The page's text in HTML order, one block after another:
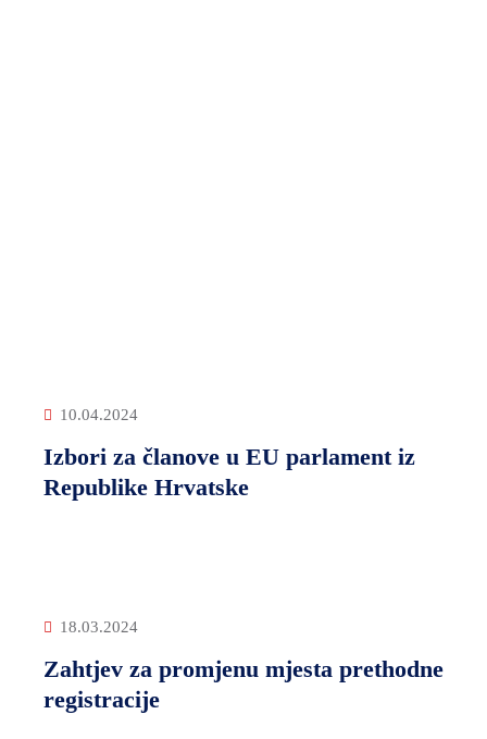
10.04.2024
Izbori za članove u EU parlament iz
Republike Hrvatske
18.03.2024
Zahtjev za promjenu mjesta prethodne
registracije